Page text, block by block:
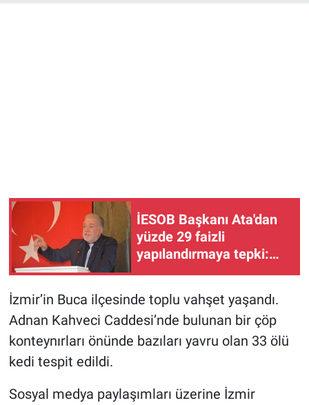
İESOB Başkanı Ata'dan
yüzde 29 faizli
yapılandırmaya tepki:
İzmir’in Buca ilçesinde toplu vahşet yaşandı.
Adnan Kahveci Caddesi’nde bulunan bir çöp
konteynırları önünde bazıları yavru olan 33 ölü
kedi tespit edildi.
Sosyal medya paylaşımları üzerine İzmir